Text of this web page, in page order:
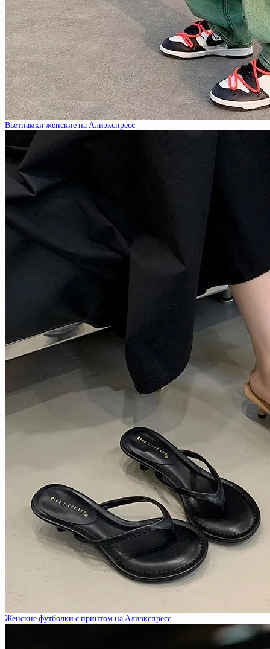
Вьетнамки женские на Алиэкспресс
Женские футболки с принтом на Алиэкспресс